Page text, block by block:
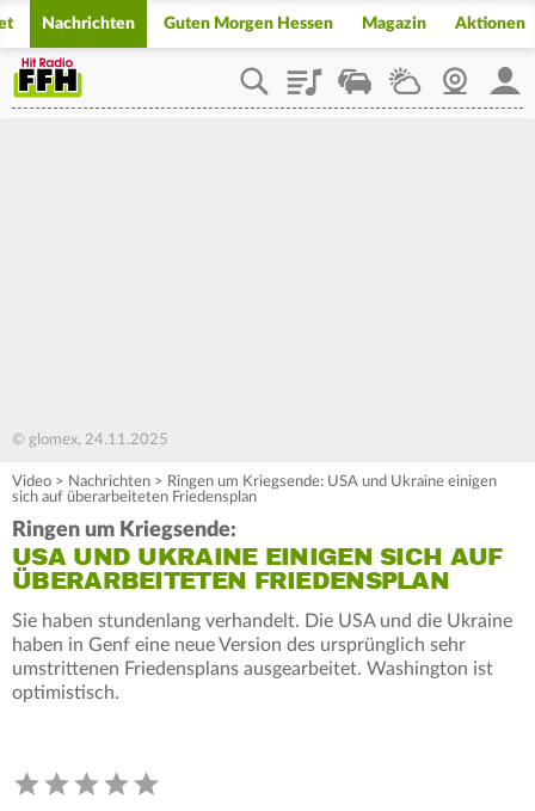
Nachrichten Guten Morgen Hessen Magazin Aktionen
PlaylistStaupilotWetterWebcam
© glomex, 24.11.2025
Video > Nachrichten > Ringen um Kriegsende: USA und Ukraine einigen
sich auf überarbeiteten Friedensplan
Ringen um Kriegsende:
USA UND UKRAINE EINIGEN SICH AUF
ÜBERARBEITETEN FRIEDENSPLAN
Sie haben stundenlang verhandelt. Die USA und die Ukraine
haben in Genf eine neue Version des ursprünglich sehr
umstrittenen Friedensplans ausgearbeitet. Washington ist
optimistisch.